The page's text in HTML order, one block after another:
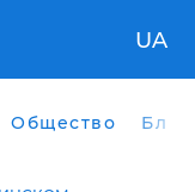
UA
Общество